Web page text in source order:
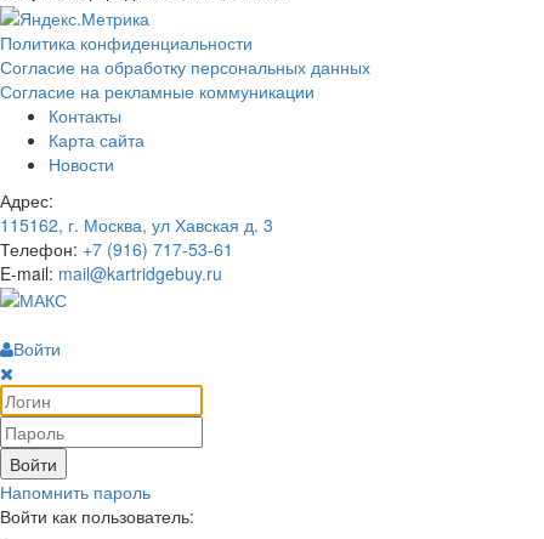
Политика конфиденциальности
Согласие на обработку персональных данных
Согласие на рекламные коммуникации
Контакты
Карта сайта
Новости
Адрес:
115162, г. Москва, ул Хавская д. 3
Телефон: +7 (916) 717-53-61
E-mail: mail@kartridgebuy.ru
Войти
Войти
Напомнить пароль
Войти как пользователь: